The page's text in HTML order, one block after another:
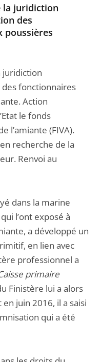
la juridiction
des
poussières
juridiction
fonctionnaires
Action
le fonds
l’amiante (FIVA).
recherche de la
Renvoi au
dans la marine
l’ont exposé à
a développé un
en lien avec
professionnel a
primaire
Finistère lui a alors
juin 2016, il a saisi
qui a été